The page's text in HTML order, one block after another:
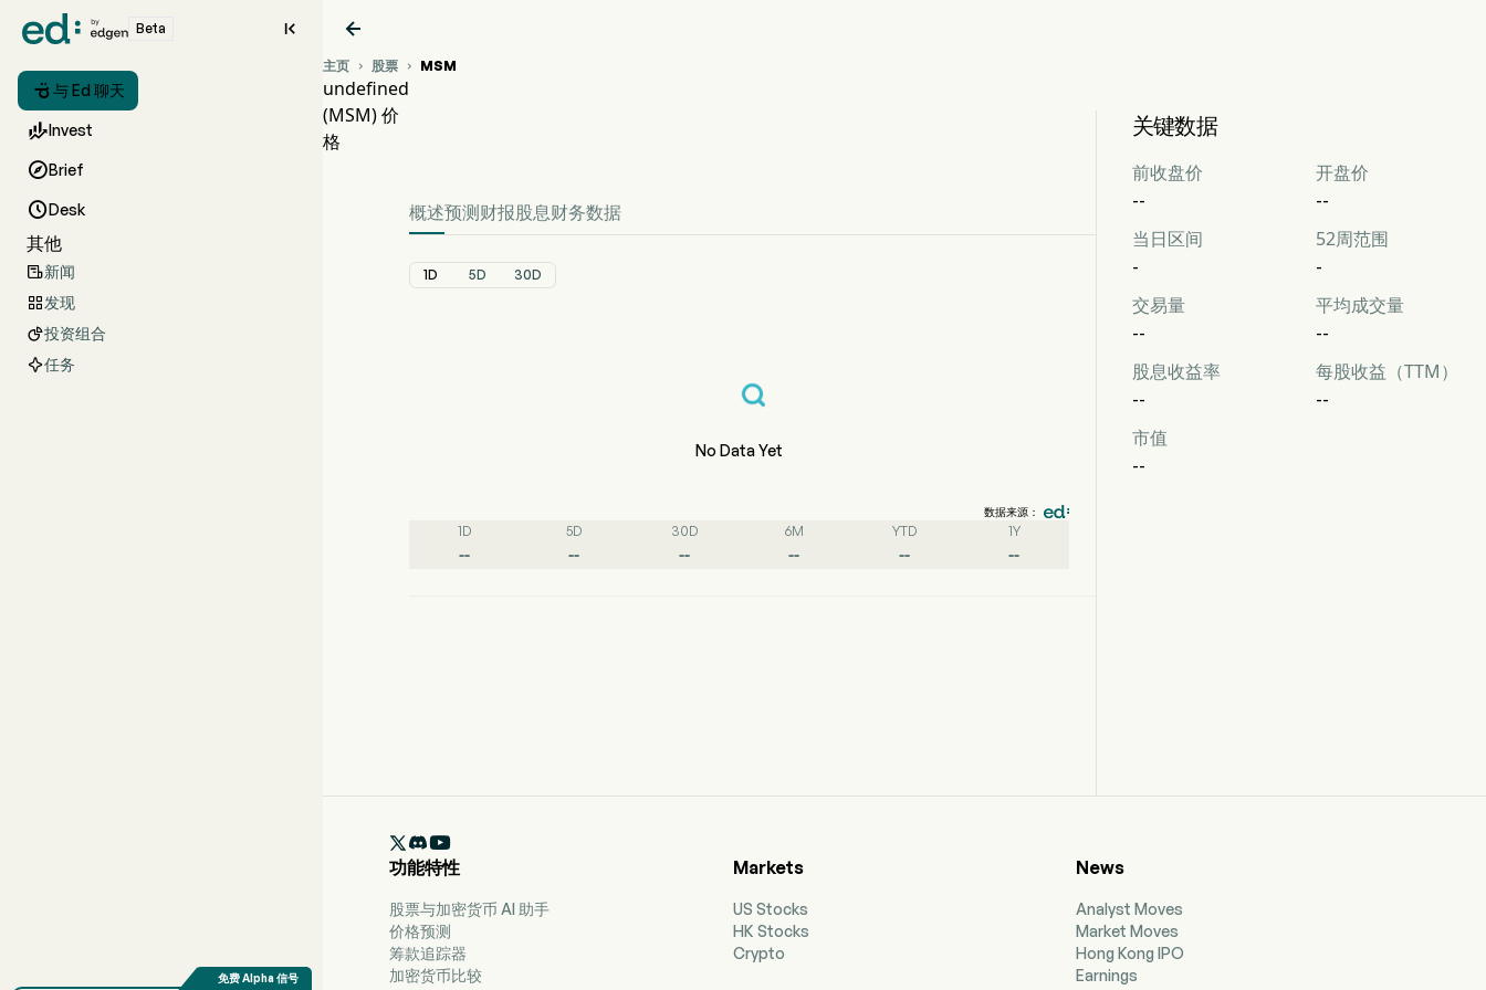
Beta 
 与 Ed 聊天
Invest
Brief
Desk
其他
新闻
发现
投资组合
任务

主页  股票  MSM
undefined
(MSM) 价
格
概述预测 财报股息财务数据
1D 5D 30D
No Data Yet
数据来源：
1D
--
5D
--
30D
--
6M
--
YTD
--
1Y
--
关键数据
前收盘价
--
开盘价
--
当日区间
-
52周范围
-
交易量
--
平均成交量
--
股息收益率
--
每股收益（TTM）
--
市值
--

功能特性
股票与加密货币 AI 助手
价格预测
筹款追踪器
加密货币比较
Markets
US Stocks
HK Stocks
Crypto
News
Analyst Moves
Market Moves
Hong Kong IPO
Earnings